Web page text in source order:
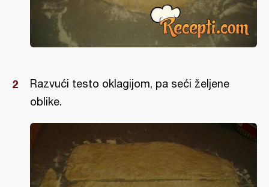
Razvući testo oklagijom, pa seći željene
oblike.